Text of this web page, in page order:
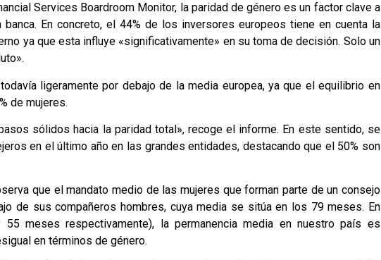
Services Boardroom Monitor, la paridad de género es un factor clave a
En concreto, el 44% de los inversores europeos tiene en cuenta la
ya que esta influye «significativamente» en su toma de decisión. Solo un
ligeramente por debajo de la media europea, ya que el equilibrio en
de mujeres.
sólidos hacia la paridad total», recoge el informe. En este sentido, se
en el último año en las grandes entidades, destacando que el 50% son
que el mandato medio de las mujeres que forman parte de un consejo
de sus compañeros hombres, cuya media se sitúa en los 79 meses. En
meses respectivamente), la permanencia media en nuestro país es
en términos de género.